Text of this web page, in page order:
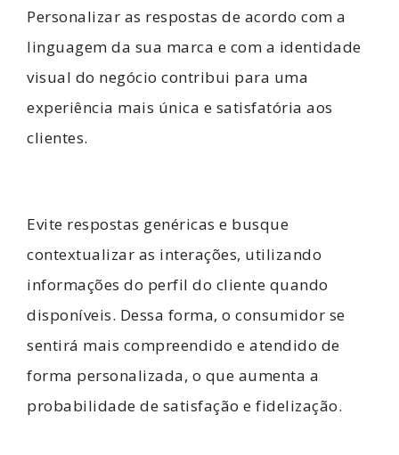
Personalizar as respostas de acordo com a
linguagem da sua marca e com a identidade
visual do negócio contribui para uma
experiência mais única e satisfatória aos
clientes.
Evite respostas genéricas e busque
contextualizar as interações, utilizando
informações do perfil do cliente quando
disponíveis. Dessa forma, o consumidor se
sentirá mais compreendido e atendido de
forma personalizada, o que aumenta a
probabilidade de satisfação e fidelização.